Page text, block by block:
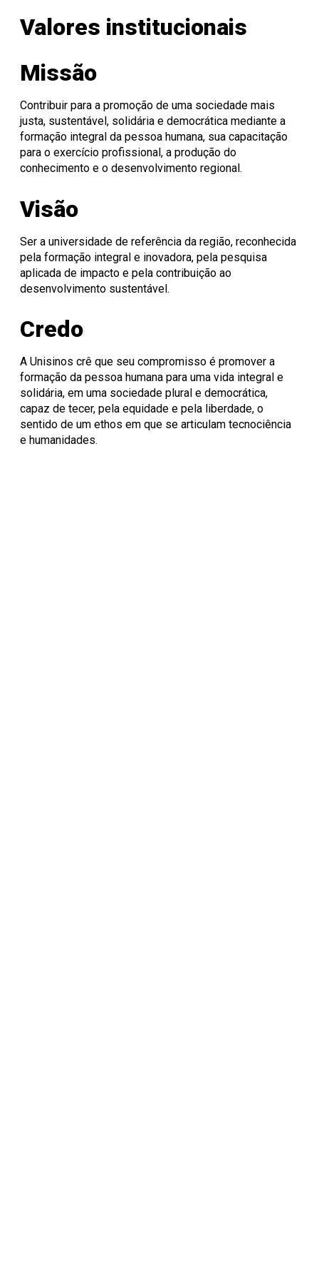
Porto Alegre
São Leopoldo
Informática
Editora Unisinos
Fundação Urbano
Consulta Lista de
Diplomas
Docência
PIBID
Pedagógica
Apresentação
Comissão
em
Pesquisa
Apresentação
ISO 14001
Ambiental
Procedimentos
Instruções
operacionais
Valores institucionais
Missão
Contribuir para a promoção de uma sociedade mais
justa, sustentável, solidária e democrática mediante a
formação integral da pessoa humana, sua capacitação
para o exercício profissional, a produção do
conhecimento e o desenvolvimento regional.
Visão
Ser a universidade de referência da região, reconhecida
pela formação integral e inovadora, pela pesquisa
aplicada de impacto e pela contribuição ao
desenvolvimento sustentável.
Credo
A Unisinos crê que seu compromisso é promover a
formação da pessoa humana para uma vida integral e
solidária, em uma sociedade plural e democrática,
capaz de tecer, pela equidade e pela liberdade, o
sentido de um ethos em que se articulam tecnociência
e humanidades.